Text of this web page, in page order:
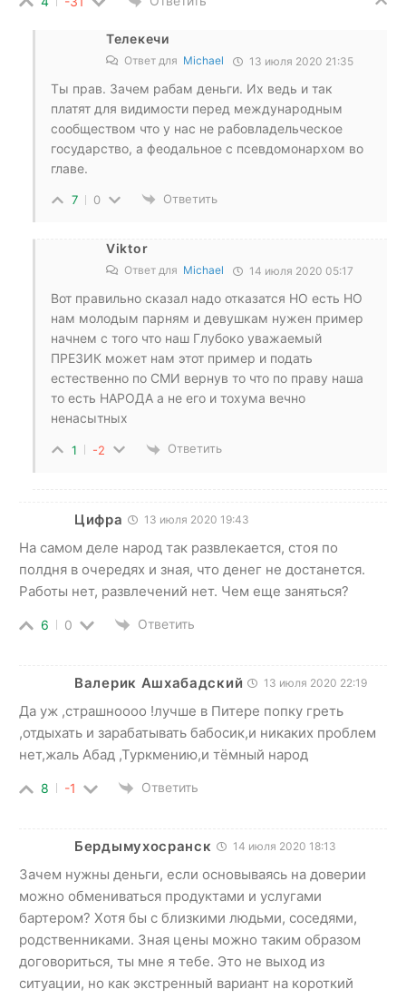
Телекечи
Ответ для Michael 13 июля 2020 21:35
Ты прав. Зачем рабам деньги. Их ведь и так
платят для видимости перед международным
сообществом что у нас не рабовладельческое
государство, а феодальное с псевдомонархом во
главе.
7 0 Ответить
Viktor
Ответ для Michael 14 июля 2020 05:17
Вот правильно сказал надо отказатся НО есть НО
нам молодым парням и девушкам нужен пример
начнем с того что наш Глубоко уважаемый
ПРЕЗИК может нам этот пример и подать
естественно по СМИ вернув то что по праву наша
то есть НАРОДА а не его и тохума вечно
ненасытных
1 -2 Ответить
Цифра 13 июля 2020 19:43
На самом деле народ так развлекается, стоя по
полдня в очередях и зная, что денег не достанется.
Работы нет, развлечений нет. Чем еще заняться?
6 0 Ответить
Валерик Ашхабадский 13 июля 2020 22:19
Да уж ,страшноооо !лучше в Питере попку греть
,отдыхать и зарабатывать бабосик,и никаких проблем
нет,жаль Абад ,Туркмению,и тёмный народ
8 -1 Ответить
Бердымухосранск 14 июля 2020 18:13
Зачем нужны деньги, если основываясь на доверии
можно обмениваться продуктами и услугами
бартером? Хотя бы с близкими людьми, соседями,
родственниками. Зная цены можно таким образом
договориться, ты мне я тебе. Это не выход из
ситуации, но как экстренный вариант на короткий